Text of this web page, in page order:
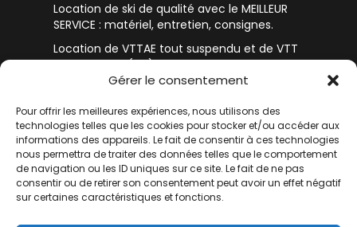
Gérer le consentement
Pour offrir les meilleures expériences, nous utilisons des
technologies telles que les cookies pour stocker et/ou accéder aux
informations des appareils. Le fait de consentir à ces technologies
nous permettra de traiter des données telles que le comportement
de navigation ou les ID uniques sur ce site. Le fait de ne pas
consentir ou de retirer son consentement peut avoir un effet négatif
sur certaines caractéristiques et fonctions.
Location de ski de qualité avec le MEILLEUR
SERVICE : matériel, entretien, consignes.
Location de VTTAE tout suspendu et de VTT
de descente (DH) Mondraker.
Bossonnet Pro Shop: le Skateshop de LA
CLUSAZ
Mentions légales
Conditions générales de vente
Politique de confidentialité